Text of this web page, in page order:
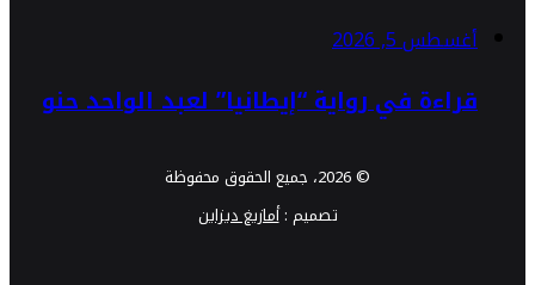
أغسطس 5, 2026
قراءة في رواية “إيطانيا” لعبد الواحد حنو
© 2026، جميع الحقوق محفوظة
تصميم :أمازيغ ديزاين